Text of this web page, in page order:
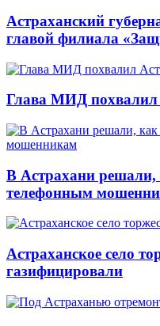
Астраханский
главой филиала
Глава МИД похвалил
В Астрахани решали,
телефонным
Астраханское село
газифицировали